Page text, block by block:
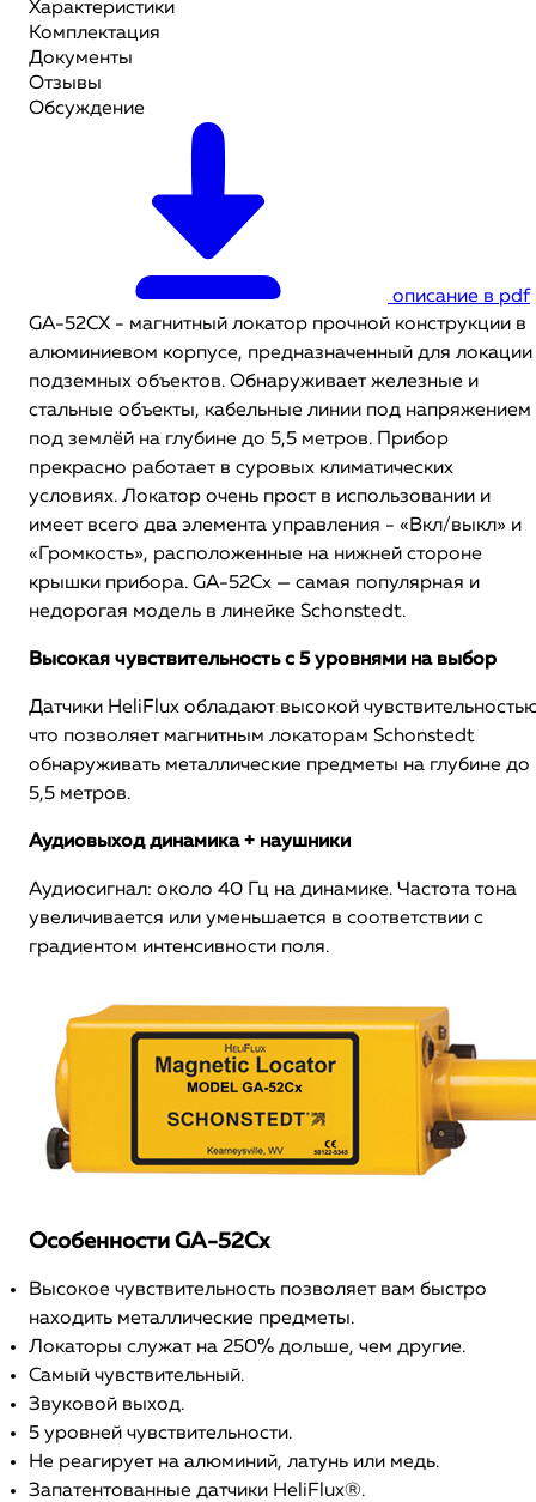
Характеристики
Комплектация
Документы
Отзывы
Обсуждение
описание в pdf
GA-52CX - магнитный локатор прочной конструкции в
алюминиевом корпусе, предназначенный для локации
подземных объектов. Обнаруживает железные и
стальные объекты, кабельные линии под напряжением
под землёй на глубине до 5,5 метров. Прибор
прекрасно работает в суровых климатических
условиях. Локатор очень прост в использовании и
имеет всего два элемента управления - «Вкл/выкл» и
«Громкость», расположенные на нижней стороне
крышки прибора. GA-52Cx — самая популярная и
недорогая модель в линейке Schonstedt.
Высокая чувствительность с 5 уровнями на выбор
Датчики HeliFlux обладают высокой
что позволяет магнитным локаторам Schonstedt
обнаруживать металлические предметы на глубине до
5,5 метров.
Аудиовыход динамика + наушники
Аудиосигнал: около 40 Гц на динамике. Частота тона
увеличивается или уменьшается в соответствии с
градиентом интенсивности поля.
Особенности GA-52Cx
Высокое чувствительность позволяет вам быстро
находить металлические предметы.
Локаторы служат на 250% дольше, чем другие.
Самый чувствительный.
Звуковой выход.
5 уровней чувствительности.
Не реагирует на алюминий, латунь или медь.
Запатентованные датчики HeliFlux®.